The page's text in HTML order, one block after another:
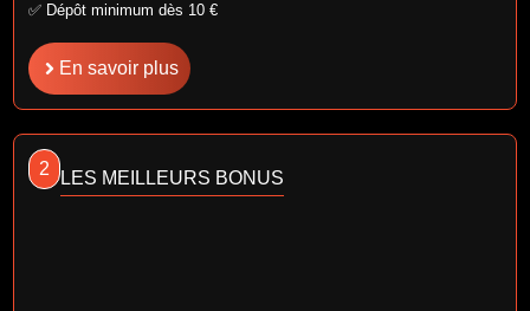
✅ Dépôt minimum dès 10 €
En savoir plus
2 LES MEILLEURS BONUS